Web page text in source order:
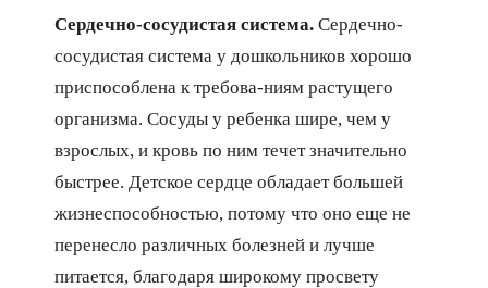
Сердечно-сосудистая система. Сердечно-
сосудистая система у дошкольников хорошо
приспособлена к требова-ниям растущего
организма. Сосуды у ребенка шире, чем у
взрослых, и кровь по ним течет значительно
быстрее. Детское сердце обладает большей
жизнеспособностью, потому что оно еще не
перенесло различных болезней и лучше
питается, благодаря широкому просвету